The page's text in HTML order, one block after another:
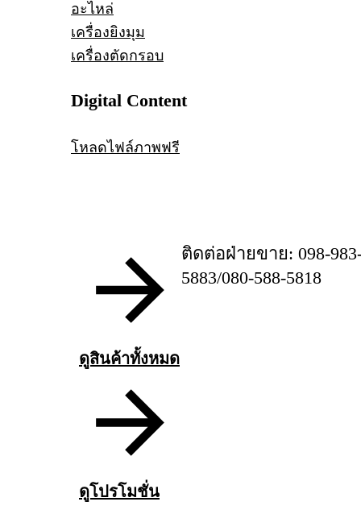
อะไหล่
เครื่องยิงมุม
เครื่องตัดกรอบ
Digital Content
โหลดไฟล์ภาพฟรี
ดูสินค้าทั้งหมด
ดูโปรโมชั่น
ติดต่อฝ่ายขาย: 098-
5883/080-588-5818